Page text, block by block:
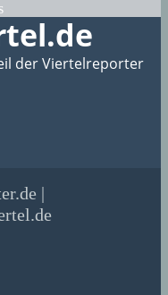
der Viertelreporter
|